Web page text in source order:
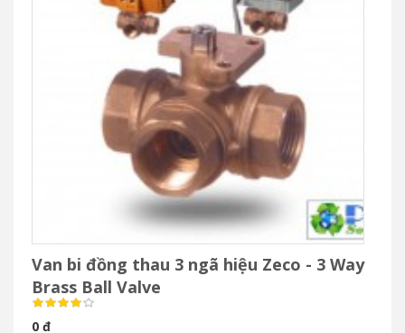
Van bi đồng thau 3 ngã hiệu Zeco - 3 Way
Brass Ball Valve
0 đ